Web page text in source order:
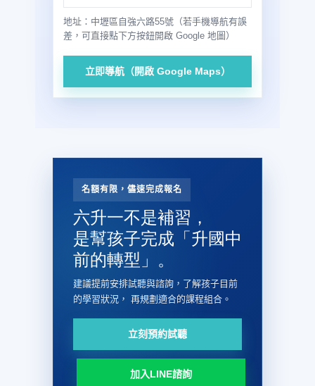
地址：中壢區自強六路55號（若手機導航有誤
差，可直接點下方按鈕開啟 Google 地圖）
立即導航（開啟 Google Maps）
名額有限，儘速完成報名
六升一不是補習，
是幫孩子完成「升國中
前的轉型」。
建議提前安排試聽與諮詢，了解孩子目前
的學習狀況， 再規劃適合的課程組合。
立刻預約試聽
加入LINE諮詢